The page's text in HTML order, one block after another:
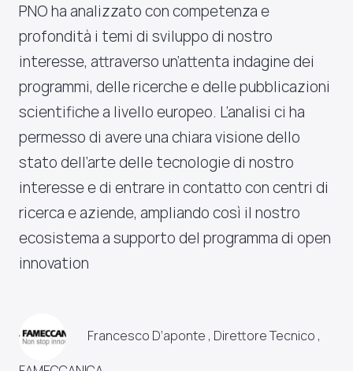
PNO ha analizzato con competenza e
profondità i temi di sviluppo di nostro
interesse, attraverso un’attenta indagine dei
programmi, delle ricerche e delle pubblicazioni
scientifiche a livello europeo. L’analisi ci ha
permesso di avere una chiara visione dello
stato dell’arte delle tecnologie di nostro
interesse e di entrare in contatto con centri di
ricerca e aziende, ampliando così il nostro
ecosistema a supporto del programma di open
innovation
Francesco D’aponte , Direttore Tecnico ,